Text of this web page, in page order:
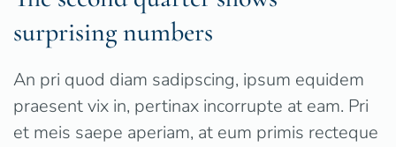
surprising numbers
An pri quod diam sadipscing, ipsum equidem
praesent vix in, pertinax incorrupte at eam. Pri
et meis saepe aperiam, at eum primis recteque